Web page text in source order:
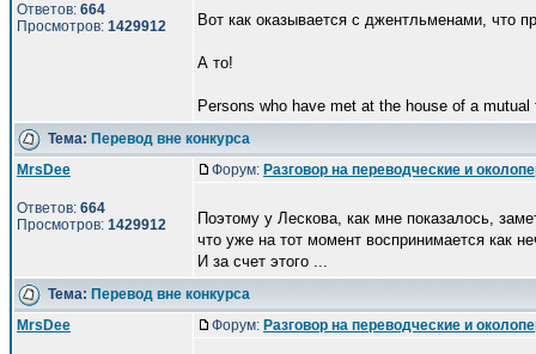
Ответов: 664
Просмотров: 1429912 Вот как оказывается с джентльменами, что
А то!
Persons who have met at the house of a
Тема: Перевод вне конкурса
MrsDee
Ответов: 664
Просмотров: 1429912
Форум: Разговор на переводческие и
Поэтому у Лескова, как мне показалось,
что уже на тот момент воспринимается как
И за счет этого ...
Тема: Перевод вне конкурса
MrsDee
Форум: Разговор на переводческие и